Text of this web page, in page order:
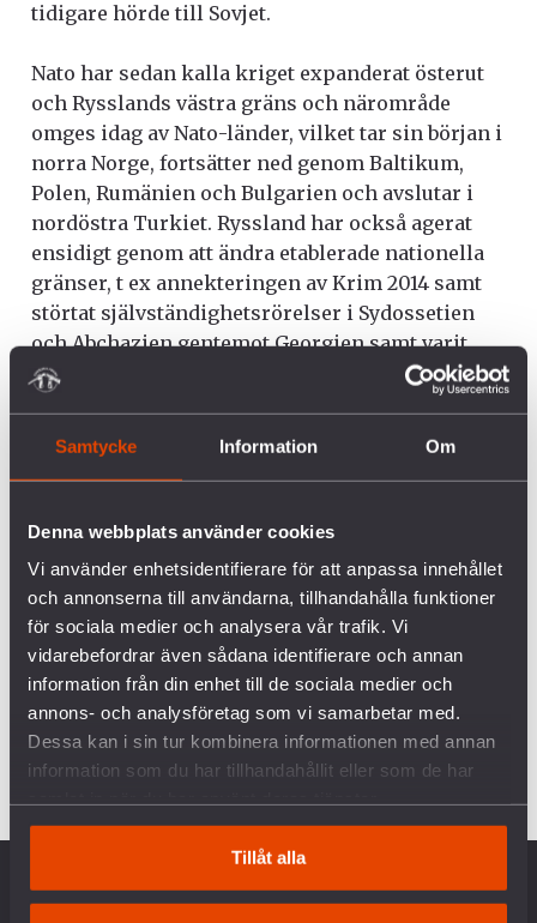
Samtycke Information Om
Denna webbplats använder cookies
Vi använder enhetsidentifierare för att anpassa innehållet
och annonserna till användarna, tillhandahålla funktioner
för sociala medier och analysera vår trafik. Vi
vidarebefordrar även sådana identifierare och annan
information från din enhet till de sociala medier och
annons- och analysföretag som vi samarbetar med.
Dessa kan i sin tur kombinera informationen med annan
information som du har tillhandahållit eller som de har
Tillåt alla
tidigare hörde till Sovjet.
Nato har sedan kalla kriget expanderat österut
och Rysslands västra gräns och närområde
omges idag av Nato-länder, vilket tar sin början i
norra Norge, fortsätter ned genom Baltikum,
Polen, Rumänien och Bulgarien och avslutar i
nordöstra Turkiet. Ryssland har också agerat
ensidigt genom att ändra etablerade nationella
gränser, t ex annekteringen av Krim 2014 samt
störtat självständighetsrörelser i Sydossetien
och Abchazien gentemot Georgien samt varit
inblandad i konflikten i östra Ukraina
. Såklart
skiljer sig dessa ”expanderingar” sig markant
från varandra. Natos expandering har skett
genom länders egna beslut att aktivt gå med i
Krim har skett med våld och mot internationell
”ryskt perspektiv” kan ge viktiga insikter i
arbetet för konfliktförebyggande i regionen.
Denna expansion av båda sidor visar också
tydligt att Putin inte har kunnat avskräckas och
att just militära muskler och avskräckning
endast verkar leda till ännu mer spänningar.
OM OSS